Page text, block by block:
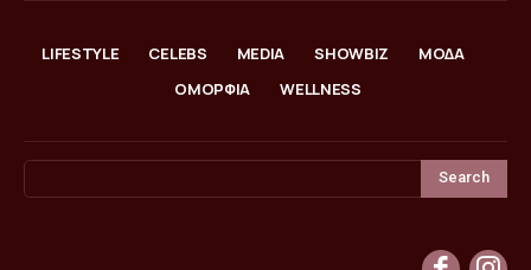
LIFESTYLE CELEBS MEDIA SHOWBIZ
ΜΟΔΑ
ΟΜΟΡΦΙΑ
WELLNESS
Search